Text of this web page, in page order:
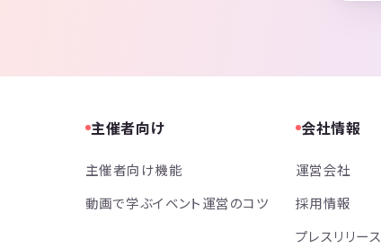
主催者向け
主催者向け機能
動画で学ぶイベント運営のコツ
会社情報
運営会社
採用情報
プレスリリース